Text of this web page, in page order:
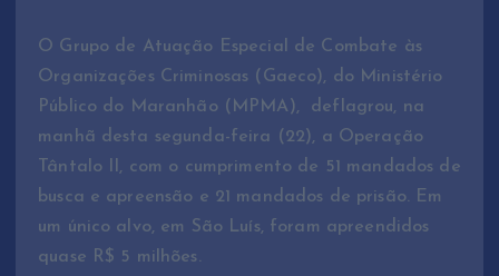
O Grupo de Atuação Especial de Combate às
Organizações Criminosas (Gaeco), do Ministério
Público do Maranhão (MPMA), deflagrou, na
manhã desta segunda-feira (22), a Operação
Tântalo II, com o cumprimento de 51 mandados de
busca e apreensão e 21 mandados de prisão. Em
um único alvo, em São Luís, foram apreendidos
quase R$ 5 milhões.